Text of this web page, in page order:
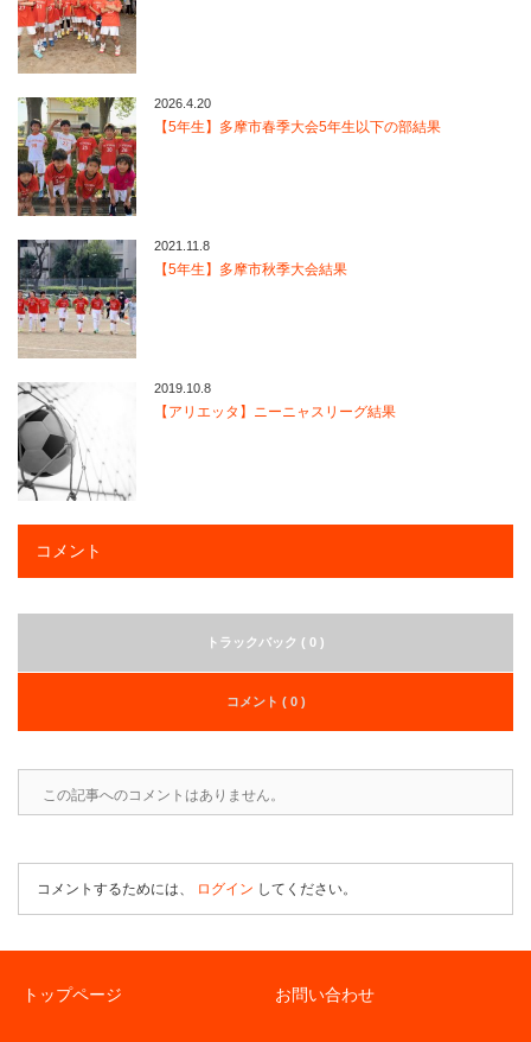
2026.4.20
【5年生】多摩市春季大会5年生以下の部結果
2021.11.8
【5年生】多摩市秋季大会結果
2019.10.8
【アリエッタ】ニーニャスリーグ結果
コメント
トラックバック ( 0 )
コメント ( 0 )
この記事へのコメントはありません。
コメントするためには、 ログイン してください。
トップページ お問い合わせ